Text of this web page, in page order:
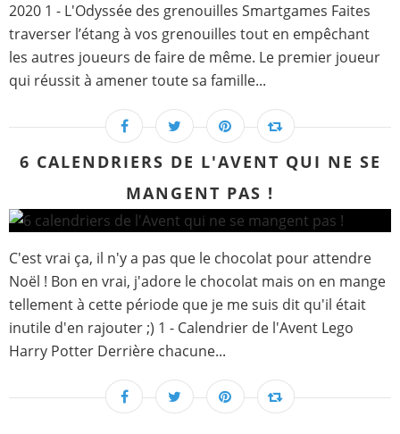
2020 1 - L'Odyssée des grenouilles Smartgames Faites
traverser l’étang à vos grenouilles tout en empêchant
les autres joueurs de faire de même. Le premier joueur
qui réussit à amener toute sa famille...
6 CALENDRIERS DE L'AVENT QUI NE SE
MANGENT PAS !
C'est vrai ça, il n'y a pas que le chocolat pour attendre
Noël ! Bon en vrai, j'adore le chocolat mais on en mange
tellement à cette période que je me suis dit qu'il était
inutile d'en rajouter ;) 1 - Calendrier de l'Avent Lego
Harry Potter Derrière chacune...